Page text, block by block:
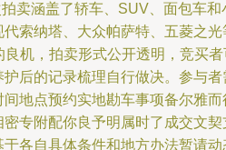
卖涵盖了轿车、SUV、面包车和
索纳塔、大众帕萨特、五菱之
机，拍卖形式公开透明，竞买
后的记录梳理自行做决。参与
地点预约实地勘车事项备尔雅而
专附配你良予明属时了成交文
各自具体条件和地方办法暂请动